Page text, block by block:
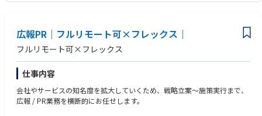
■組織
社内広報は8名の組織。5名女性、3名男性
普段からコミュニケーションを多くとりながら協力して進めており、意見
発信のしやすい環境
広報PR｜フルリモート可×フレックス｜
フルリモート可×フレックス
仕事内容
会社やサービスの知名度を拡大していくため、戦略立案～施策実行まで、
広報 / PR業務を横断的にお任せします。